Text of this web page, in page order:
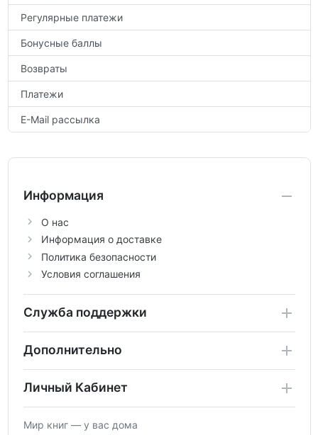
Регулярные платежи
Бонусные баллы
Возвраты
Платежи
E-Mail рассылка
Информация
О нас
Информация о доставке
Политика безопасности
Условия соглашения
Служба поддержки
Дополнительно
Личный Кабинет
Мир книг — у вас дома